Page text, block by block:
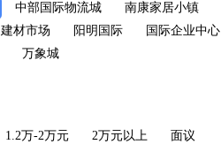
中部国际物流城 南康家居小镇
建材市场 阳明国际
国际企业中心
万象城
1.2万-2万元 2万元以上 面议